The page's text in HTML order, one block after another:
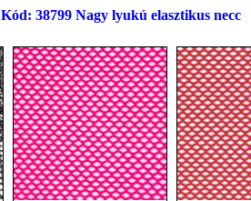
Kód: 38799 Nagy lyukú elasztikus necc